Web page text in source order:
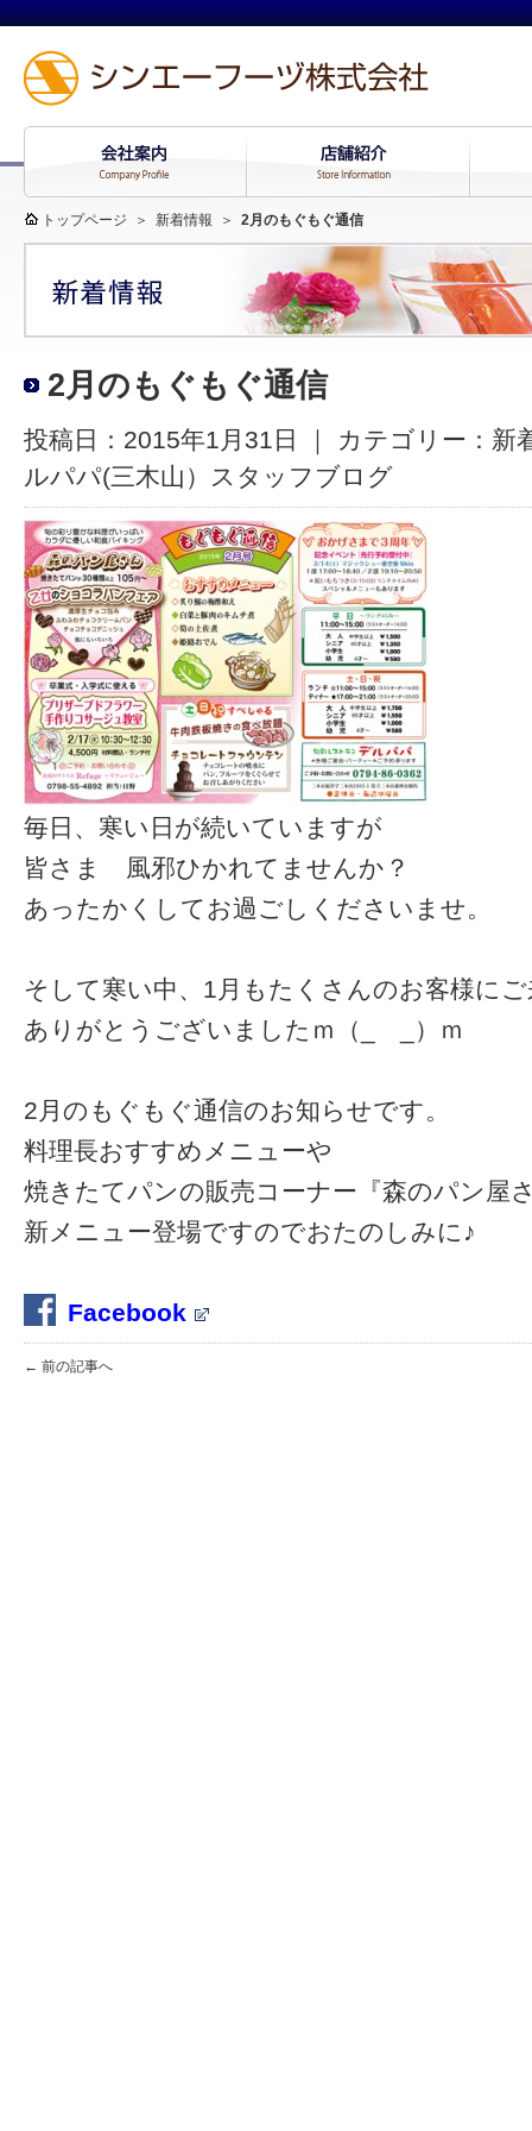
トップページ ＞ 新着情報 ＞ 2月のもぐもぐ通信
2月のもぐもぐ通信
投稿日：2015年1月31日 ｜ カテゴリー： 新
ルパパ(三木山）スタッフブログ
毎日、寒い日が続いていますが
皆さま 風邪ひかれてませんか？
あったかくしてお過ごしくださいませ。
そして寒い中、1月もたくさんのお客様に
ありがとうございましたｍ（_ _）ｍ
2月のもぐもぐ通信のお知らせです。
料理長おすすめメニューや
焼きたてパンの販売コーナー『森のパン屋
新メニュー登場ですのでおたのしみに♪
Facebook
← 前の記事へ